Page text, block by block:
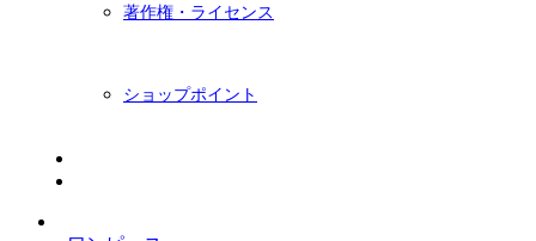
著作権・ライセンス
ショップポイント